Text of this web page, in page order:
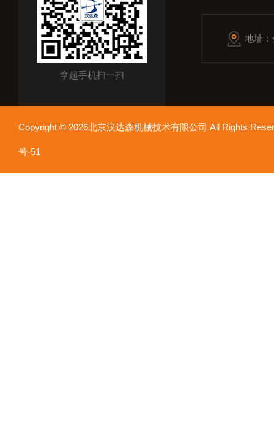
拿起手机扫一扫
地址
Copyright © 2026北京汉达森机械技术有限公司 All Rights
号-51